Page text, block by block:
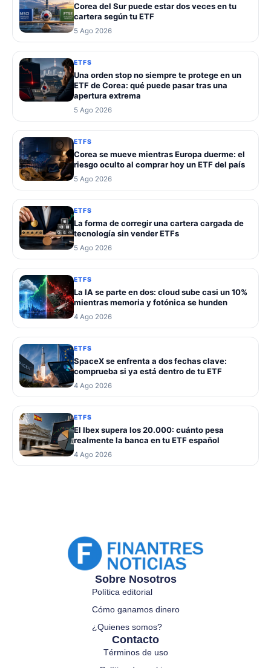
Corea del Sur puede estar dos veces en tu
cartera según tu ETF
5 Ago 2026
ETFS
Una orden stop no siempre te protege en un
ETF de Corea: qué puede pasar tras una
apertura extrema
5 Ago 2026
ETFS
Corea se mueve mientras Europa duerme: el
riesgo oculto al comprar hoy un ETF del país
5 Ago 2026
ETFS
La forma de corregir una cartera cargada de
tecnología sin vender ETFs
5 Ago 2026
ETFS
La IA se parte en dos: cloud sube casi un 10%
mientras memoria y fotónica se hunden
4 Ago 2026
ETFS
SpaceX se enfrenta a dos fechas clave:
comprueba si ya está dentro de tu ETF
4 Ago 2026
ETFS
El Ibex supera los 20.000: cuánto pesa
realmente la banca en tu ETF español
4 Ago 2026
Sobre Nosotros
Política editorial
Cómo ganamos dinero
¿Quienes somos?
Contacto
Términos de uso